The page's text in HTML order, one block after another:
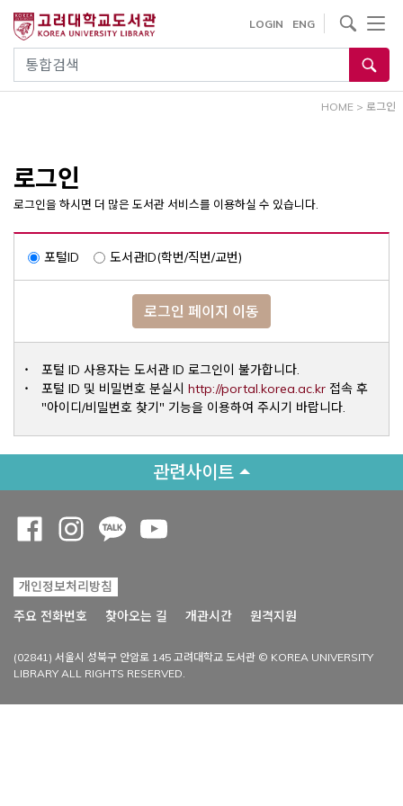
건
통합검색
LOGIN ENG
사이트내 검색
HOME > 로그인
로그인
로그인을 하시면 더 많은 도서관 서비스를 이용하실 수 있습니다.
포털ID 도서관ID(학번/직번/교번)
로그인 페이지 이동
포털 ID 사용자는 도서관 ID 로그인이 불가합니다.
포털 ID 및 비밀번호 분실시 http://portal.korea.ac.krOpens a
접속 후
"아이디/비밀번호 찾기" 기능을 이용하여 주시기 바랍니다.
관련사이트
개인정보처리방침
주요 전화번호
찾아오는 길 개관시간 원격지원
(02841) 서울시 성북구 안암로 145 고려대학교 도서관 © KOREA UNIVERSITY
LIBRARY ALL RIGHTS RESERVED.
Opens a new window
Opens a new window
Opens a new window